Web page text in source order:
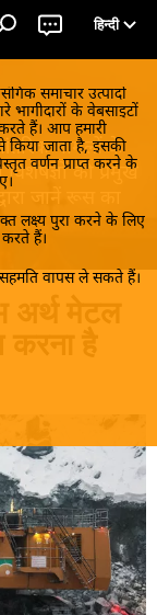
हिन्दी
समाचार उत्पादों
के वेबसाइटों
हैं। आप हमारी
जाता है, इसकी
वर्णन प्राप्त करने के
लक्ष्य पुरा करने के लिए
हैं।
वापस ले सकते हैं।
मामलों के
की प्रमुख
जानें रूस का
मेटल
है